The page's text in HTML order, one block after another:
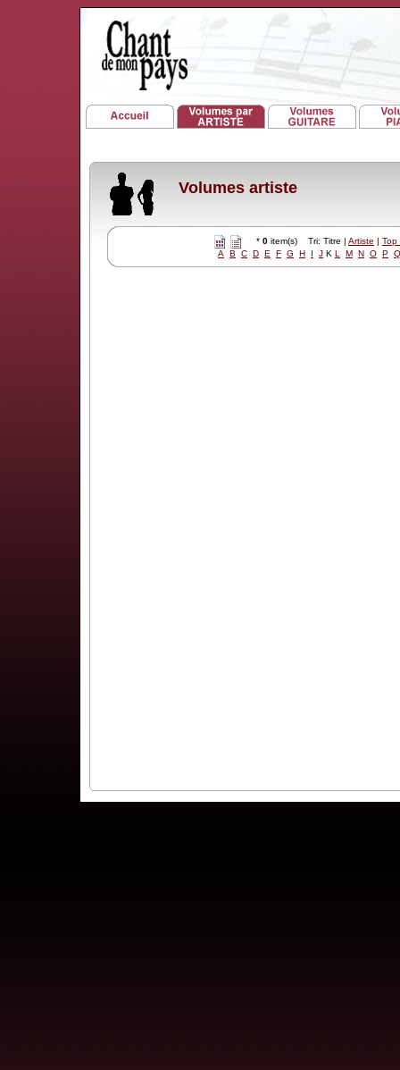
Volumes artiste
* 0 item(s) Tri: Titre | Artiste | Top
A
B C D E F G H I J K L M N O P Q